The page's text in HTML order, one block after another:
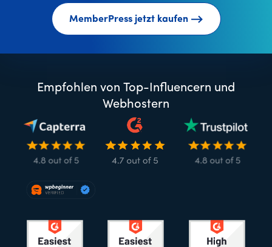
MemberPress jetzt kaufen
Empfohlen von Top-Influencern und
Webhostern